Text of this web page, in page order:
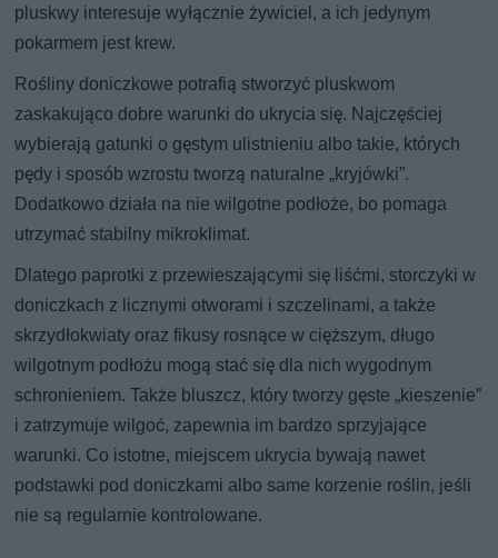
pluskwy interesuje wyłącznie żywiciel, a ich jedynym
pokarmem jest krew.
Rośliny doniczkowe potrafią stworzyć pluskwom
zaskakująco dobre warunki do ukrycia się. Najczęściej
wybierają gatunki o gęstym ulistnieniu albo takie, których
pędy i sposób wzrostu tworzą naturalne „kryjówki”.
Dodatkowo działa na nie wilgotne podłoże, bo pomaga
utrzymać stabilny mikroklimat.
Dlatego paprotki z przewieszającymi się liśćmi, storczyki w
doniczkach z licznymi otworami i szczelinami, a także
skrzydłokwiaty oraz fikusy rosnące w cięższym, długo
wilgotnym podłożu mogą stać się dla nich wygodnym
schronieniem. Także bluszcz, który tworzy gęste „kieszenie”
i zatrzymuje wilgoć, zapewnia im bardzo sprzyjające
warunki. Co istotne, miejscem ukrycia bywają nawet
podstawki pod doniczkami albo same korzenie roślin, jeśli
nie są regularnie kontrolowane.